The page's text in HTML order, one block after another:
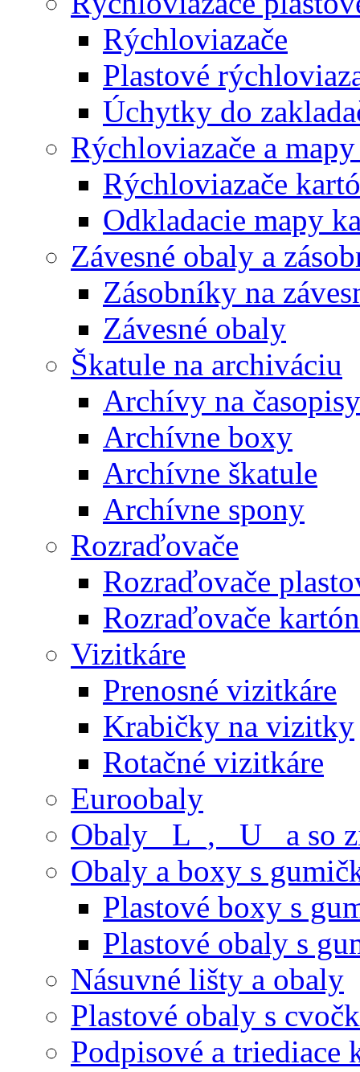
Rýchloviazače
Plastové
Úchytky do
Rýchloviazače a
Rýchloviazače
Odkladacie mapy
Závesné obaly a
Zásobníky na
Závesné obaly
Škatule na archiváciu
Archívy na časopisy
Archívne boxy
Archívne škatule
Archívne spony
Rozraďovače
Rozraďovače
Rozraďovače
Vizitkáre
Prenosné vizitkáre
Krabičky na vizitky
Rotačné vizitkáre
Euroobaly
Obaly _L_, _U_ a so
Obaly a boxy s
Plastové boxy s
Plastové obaly s
Násuvné lišty a obaly
Plastové obaly s
Podpisové a triediace